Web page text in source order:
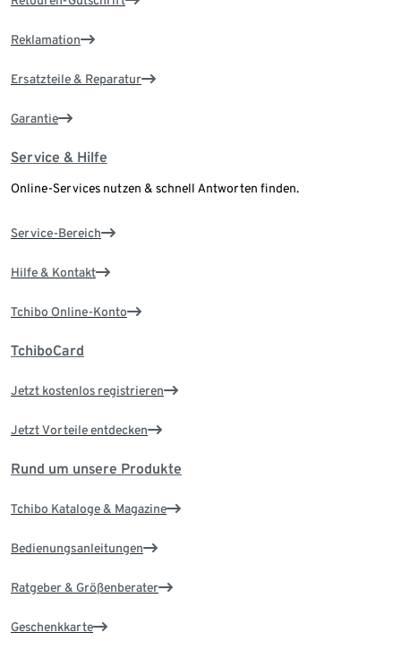
Reklamation
Ersatzteile & Reparatur
Garantie
Service & Hilfe
Online-Services nutzen & schnell Antworten finden.
Service-Bereich
Hilfe & Kontakt
Tchibo Online-Konto
TchiboCard
Jetzt kostenlos registrieren
Jetzt Vorteile entdecken
Rund um unsere Produkte
Tchibo Kataloge & Magazine
Bedienungsanleitungen
Ratgeber & Größenberater
Geschenkkarte